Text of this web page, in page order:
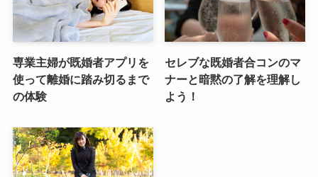
専業主婦が既婚者アプリを
使って離婚に踏み切るまで
の体験
セレブな既婚者合コンのマ
ナーと暗黙の了解を理解し
よう！